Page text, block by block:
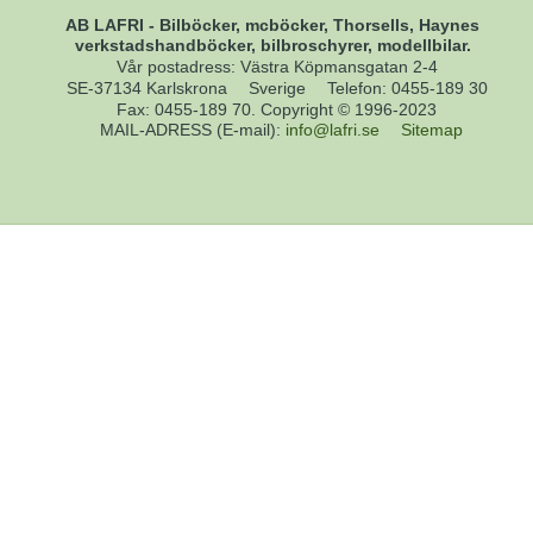
AB LAFRI - Bilböcker, mcböcker, Thorsells, Haynes
verkstadshandböcker, bilbroschyrer, modellbilar.
Vår postadress: Västra Köpmansgatan 2-4
SE-37134 Karlskrona
Sverige Telefon: 0455-189 30
Fax: 0455-189 70. Copyright © 1996-2023
MAIL-ADRESS (E-mail): info@lafri.se Sitemap